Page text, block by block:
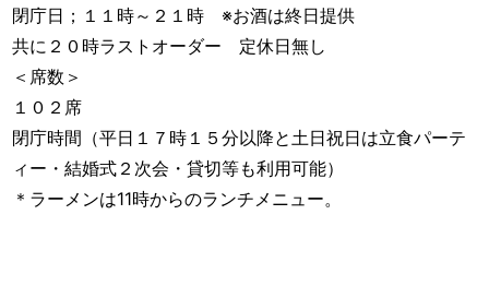
閉庁日；１１時～２１時 ※お酒は終日提供
共に２０時ラストオーダー 定休日無し
＜席数＞
１０２席
閉庁時間（平日１７時１５分以降と土日祝日は立食パーテ
ィー・結婚式２次会・貸切等も利用可能）
＊ラーメンは11時からのランチメニュー。